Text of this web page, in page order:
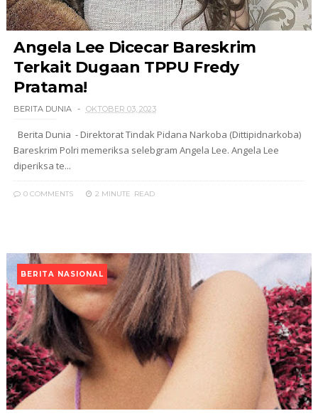
Angela Lee Dicecar Bareskrim
Terkait Dugaan TPPU Fredy
Pratama!
BERITA DUNIA OKTOBER 03, 2023
Berita Dunia - Direktorat Tindak Pidana Narkoba (Dittipidnarkoba)
Bareskrim Polri memeriksa selebgram Angela Lee. Angela Lee
diperiksa te...
0 COMMENTS 2 MINUTE READ
BERITA NASIONAL